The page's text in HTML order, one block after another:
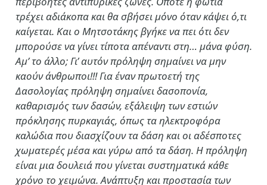
τρέχει αδιάκοπα και θα σβήσει μόνο όταν κάψει ό,τι
καίγεται. Και ο Μητσοτάκης βγήκε να πει ότι δεν
μπορούσε να γίνει τίποτα απέναντι στη… μάνα φύση.
Αμ’ το άλλο; Γι’ αυτόν πρόληψη σημαίνει να μην
καούν άνθρωποι!!! Για έναν πρωτοετή της
Δασολογίας πρόληψη σημαίνει δασοπονία,
καθαρισμός των δασών, εξάλειψη των εστιών
πρόκλησης πυρκαγιάς, όπως τα ηλεκτροφόρα
καλώδια που διασχίζουν τα δάση και οι αδέσποτες
χωματερές μέσα και γύρω από τα δάση. Η πρόληψη
είναι μια δουλειά που γίνεται συστηματικά κάθε
χρόνο το χειμώνα. Ανάπτυξη και προστασία των